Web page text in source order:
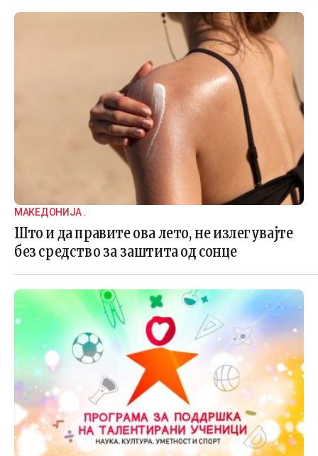
МАКЕДОНИЈА .
Што и да правите ова лето, не излегувајте
без средство за заштита од сонце